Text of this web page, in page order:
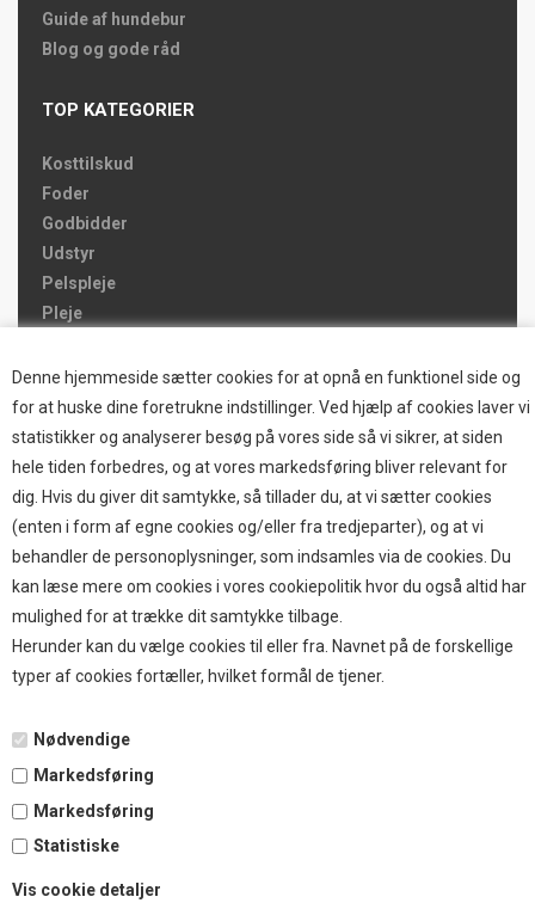
Denne hjemmeside sætter cookies for at opnå en funktionel side og
for at huske dine foretrukne indstillinger. Ved hjælp af cookies laver vi
statistikker og analyserer besøg på vores side så vi sikrer, at siden
hele tiden forbedres, og at vores markedsføring bliver relevant for
dig. Hvis du giver dit samtykke, så tillader du, at vi sætter cookies
(enten i form af egne cookies og/eller fra tredjeparter), og at vi
behandler de personoplysninger, som indsamles via de cookies. Du
kan læse mere om cookies i vores cookiepolitik hvor du også altid har
mulighed for at trække dit samtykke tilbage.
Herunder kan du vælge cookies til eller fra. Navnet på de forskellige
typer af cookies fortæller, hvilket formål de tjener.
Nødvendige
Markedsføring
Markedsføring
Statistiske
Vis cookie detaljer
Guide af hundebur
Blog og gode råd
TOP KATEGORIER
Kosttilskud
Foder
Godbidder
Udstyr
Pelspleje
Pleje
Brands
TOP BRANDS
HOKAMIX
HVALPESTART RAIZUP
Thule hundbure
GRAU
STARMARK
VARIOCAGE-MIMSAFE
TILMELD NYHEDSBREV
og nyheder i shoppen. Du kan til en hver tid afmelde igen.